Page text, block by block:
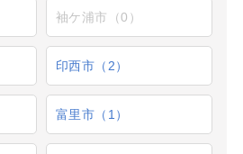
袖ケ浦市（0）
印西市（2）
富里市（1）